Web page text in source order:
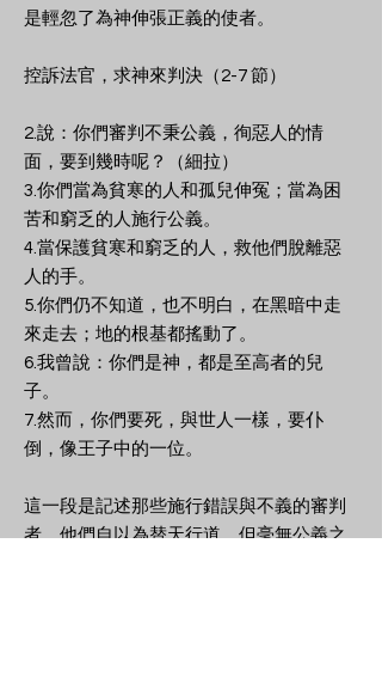
是輕忽了為神伸張正義的使者。
控訴法官，求神來判決（2-7 節）
2.說：你們審判不秉公義，徇惡人的情
面，要到幾時呢？（細拉）
3.你們當為貧寒的人和孤兒伸冤；當為困
苦和窮乏的人施行公義。
4.當保護貧寒和窮乏的人，救他們脫離惡
人的手。
5.你們仍不知道，也不明白，在黑暗中走
來走去；地的根基都搖動了。
6.我曾說：你們是神，都是至高者的兒
子。
7.然而，你們要死，與世人一樣，要仆
倒，像王子中的一位。
這一段是記述那些施行錯誤與不義的審判
者，他們自以為替天行道，但毫無公義之